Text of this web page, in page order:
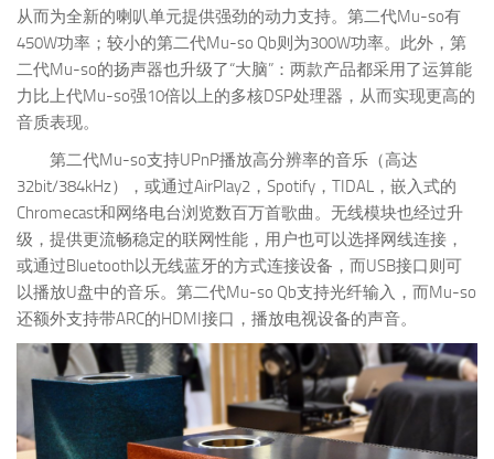
从而为全新的喇叭单元提供强劲的动力支持。第二代Mu-so有
450W功率；较小的第二代Mu-so Qb则为300W功率。此外，第
二代Mu-so的扬声器也升级了“大脑”：两款产品都采用了运算能
力比上代Mu-so强10倍以上的多核DSP处理器，从而实现更高的
音质表现。
第二代Mu-so支持UPnP播放高分辨率的音乐（高达
32bit/384kHz），或通过AirPlay2，Spotify，TIDAL，嵌入式的
Chromecast和网络电台浏览数百万首歌曲。无线模块也经过升
级，提供更流畅稳定的联网性能，用户也可以选择网线连接，
或通过Bluetooth以无线蓝牙的方式连接设备，而USB接口则可
以播放U盘中的音乐。第二代Mu-so Qb支持光纤输入，而Mu-so
还额外支持带ARC的HDMI接口，播放电视设备的声音。